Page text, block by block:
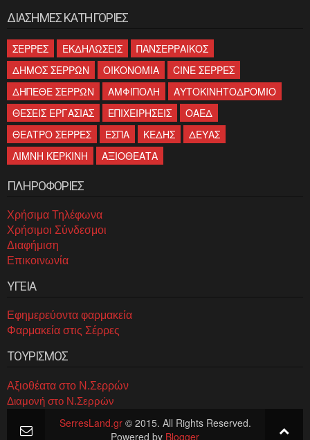
ΔΙΑΣΗΜΕΣ ΚΑΤΗΓΟΡΙΕΣ
ΣΕΡΡΕΣ ΕΚΔΗΛΩΣΕΙΣ
ΠΑΝΣΕΡΡΑΙΚΟΣ
ΔΗΜΟΣ ΣΕΡΡΩΝ
ΟΙΚΟΝΟΜΙΑ
CINE ΣΕΡΡΕΣ
ΔΗΠΕΘΕ ΣΕΡΡΩΝ
ΑΜΦΙΠΟΛΗ
ΑΥΤΟΚΙΝΗΤΟΔΡΟΜΙΟ
ΘΕΣΕΙΣ ΕΡΓΑΣΙΑΣ
ΕΠΙΧΕΙΡΗΣΕΙΣ
ΟΑΕΔ
ΘΕΑΤΡΟ ΣΕΡΡΕΣ
ΕΣΠΑ ΚΕΔΗΣ
ΔΕΥΑΣ
ΛΙΜΝΗ ΚΕΡΚΙΝΗ
ΑΞΙΟΘΕΑΤΑ
ΠΛΗΡΟΦΟΡΙΕΣ
Χρήσιμα Τηλέφωνα
Χρήσιμοι Σύνδεσμοι
Διαφήμιση
Επικοινωνία
ΥΓΕΙΑ
Εφημερεύοντα φαρμακεία
Φαρμακεία στις Σέρρες
ΤΟΥΡΙΣΜΟΣ
Αξιοθέατα στο Ν.Σερρών
Διαμονή στο Ν.Σερρών
SerresLand.gr© 2015. All Rights Reserved.
Powered by Blogger